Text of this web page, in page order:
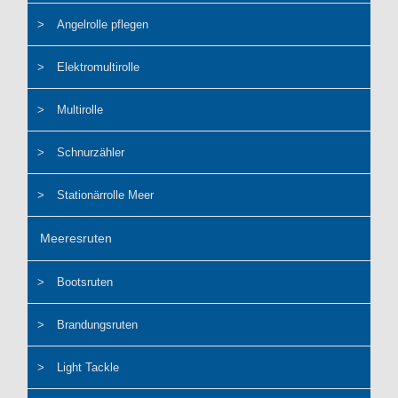
Angelrolle pflegen
Elektromultirolle
Multirolle
Schnurzähler
Stationärrolle Meer
Meeresruten
Bootsruten
Brandungsruten
Light Tackle